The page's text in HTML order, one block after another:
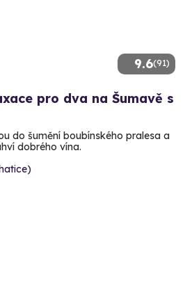
9.6(91)
pro dva na Šumavě s
do šumění boubínského pralesa a
dobrého vína.